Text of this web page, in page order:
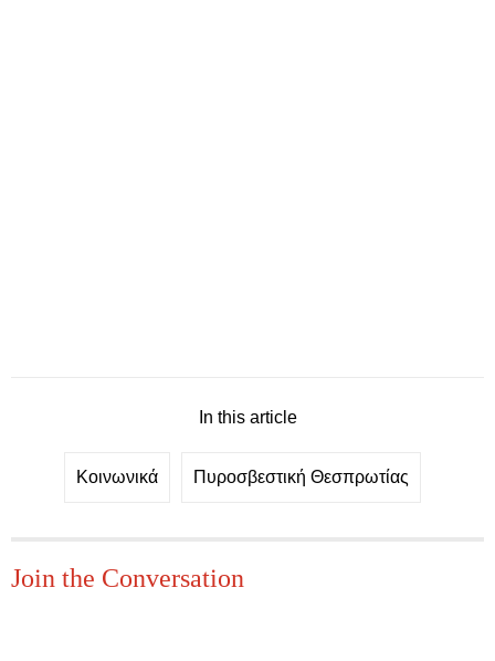
In this article
Κοινωνικά Πυροσβεστική Θεσπρωτίας
Join the Conversation